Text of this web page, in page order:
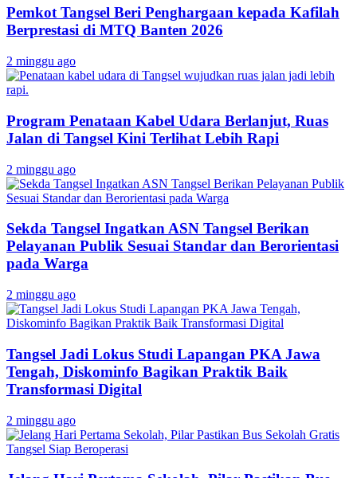
Pemkot Tangsel Beri Penghargaan kepada Kafilah
Berprestasi di MTQ Banten 2026
2 minggu ago
Program Penataan Kabel Udara Berlanjut, Ruas
Jalan di Tangsel Kini Terlihat Lebih Rapi
2 minggu ago
Sekda Tangsel Ingatkan ASN Tangsel Berikan
Pelayanan Publik Sesuai Standar dan Berorientasi
pada Warga
2 minggu ago
Tangsel Jadi Lokus Studi Lapangan PKA Jawa
Tengah, Diskominfo Bagikan Praktik Baik
Transformasi Digital
2 minggu ago